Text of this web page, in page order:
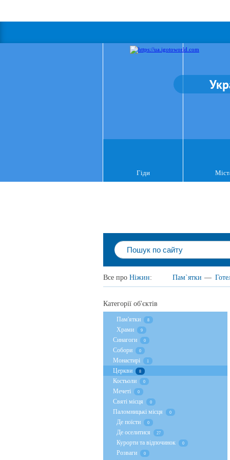
Гіди
Все про Ніжин: Пам`ятки —
Категорії об'єктів
Пам'ятки 8
Храми 9
Cинагоги 0
Собори 0
Монастирі 1
Церкви 8
Костьоли 0
Мечеті 0
Святі місця 0
Паломницькі місця 0
Де поїсти 0
Де оселитися 27
Курорти та відпочинок 0
Розваги 0